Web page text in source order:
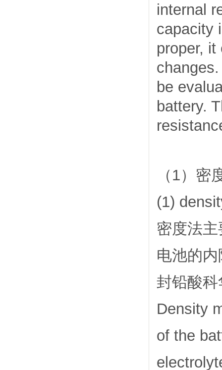
internal
capacity
proper,
be
battery.
（1）密
(1)
密度法
电池的
封铅酸
Density
of the